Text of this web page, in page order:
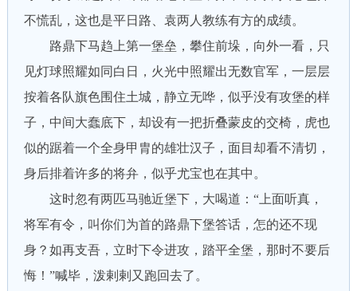
不慌乱，这也是平日路、袁两人教练有方的成绩。
路鼎下马趋上第一堡垒，攀住前垛，向外一看，只
见灯球照耀如同白日，火光中照耀出无数官军，一层层
按着各队旗色围住土城，静立无哗，似乎没有攻堡的样
子，中间大蠢底下，却设有一把折叠蒙皮的交椅，虎也
似的踞着一个全身甲胄的雄壮汉子，面目却看不清切，
身后排着许多的将弁，似乎尤宝也在其中。
这时忽有两匹马驰近堡下，大喝道：“上面听真，
将军有令，叫你们为首的路鼎下堡答话，怎的还不现
身？如再支吾，立时下令进攻，踏平全堡，那时不要后
悔！”喊毕，泼剌剌又跑回去了。